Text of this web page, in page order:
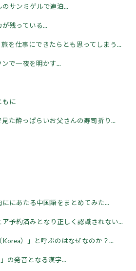
のサンミゲルで連泊...
残っている...
を仕事にできたらとも思ってしまう...
で一夜を明かす...
もに
た酔っぱらいお父さんの寿司折り...
にあたる中国語をまとめてみた...
予約済みとなり正しく認識されない...
）」と呼ぶのはなぜなのか？...
の発音となる漢字...